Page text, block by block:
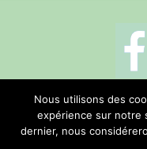
Mentions
Nous utilisons des
expérience sur notre
dernier, nous